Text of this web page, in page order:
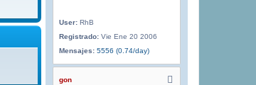
User: RhB
Registrado: Vie Ene 20 2006
Mensajes: 5556 (0.74/day)
gon